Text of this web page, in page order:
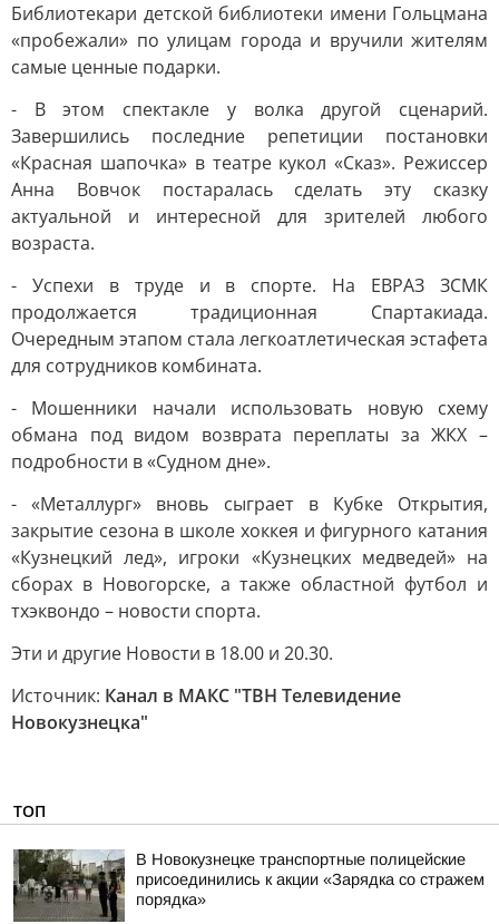
Библиотекари детской библиотеки имени Гольцмана
«пробежали» по улицам города и вручили жителям
самые ценные подарки.
- В этом спектакле у волка другой сценарий.
Завершились последние репетиции постановки
«Красная шапочка» в театре кукол «Сказ». Режиссер
Анна Вовчок постаралась сделать эту сказку
актуальной и интересной для зрителей любого
возраста.
- Успехи в труде и в спорте. На ЕВРАЗ ЗСМК
продолжается традиционная Спартакиада.
Очередным этапом стала легкоатлетическая эстафета
для сотрудников комбината.
- Мошенники начали использовать новую схему
обмана под видом возврата переплаты за ЖКХ –
подробности в «Судном дне».
- «Металлург» вновь сыграет в Кубке Открытия,
закрытие сезона в школе хоккея и фигурного катания
«Кузнецкий лед», игроки «Кузнецких медведей» на
сборах в Новогорске, а также областной футбол и
тхэквондо – новости спорта.
Эти и другие Новости в 18.00 и 20.30.
Источник: Канал в МАКС "ТВН Телевидение
Новокузнецка"
ТОП
В Новокузнецке транспортные полицейские
присоединились к акции «Зарядка со стражем
порядка»